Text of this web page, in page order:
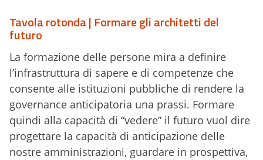
Tavola rotonda | Formare gli architetti del
futuro
La formazione delle persone mira a definire
l’infrastruttura di sapere e di competenze che
consente alle istituzioni pubbliche di rendere la
governance anticipatoria una prassi. Formare
quindi alla capacità di “vedere” il futuro vuol dire
progettare la capacità di anticipazione delle
nostre amministrazioni, guardare in prospettiva,